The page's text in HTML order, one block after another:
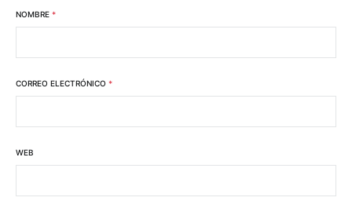
NOMBRE *
CORREO ELECTRÓNICO *
WEB